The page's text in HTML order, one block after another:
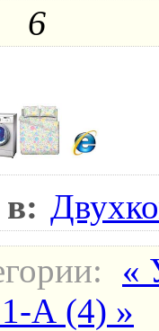
6
«
А (4) »